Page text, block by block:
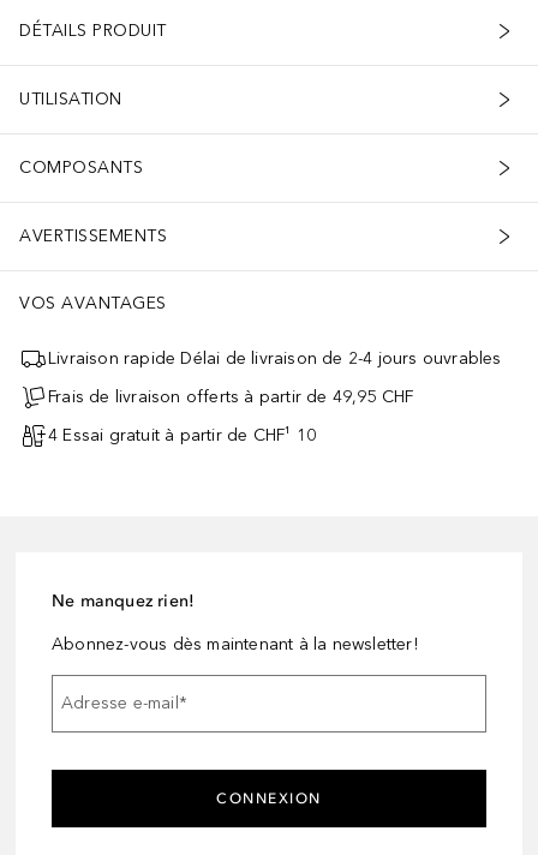
DÉTAILS PRODUIT
UTILISATION
COMPOSANTS
AVERTISSEMENTS
VOS AVANTAGES
Livraison rapide Délai de livraison de 2-4 jours ouvrables
Frais de livraison offerts à partir de 49,95 CHF
4 Essai gratuit à partir de CHF¹ 10
Ne manquez rien!
Abonnez-vous dès maintenant à la newsletter!
Adresse e-mail*
CONNEXION